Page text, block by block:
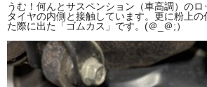
うむ！何んとサスペンション（車高調）のロ
タイヤの内側と接触しています。更に粉上
た際に出た「ゴムカス」です。(＠_＠;）